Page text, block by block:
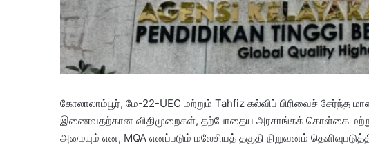
கோலாலாம்பூர், மே-22-UEC மற்றும் Tahfiz கல்விப் பிரிவைச்
இணைவதற்கான விதிமுறைகள், தற்போதைய அரசாங்கக் கொள்கை மற்றும்
அமையும் என, MQA எனப்படும் மலேசியத் தகுதி நிறுவனம்